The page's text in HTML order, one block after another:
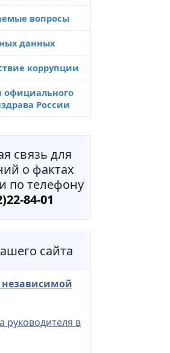
вопросы
данных
коррупции
России
связь для
о фактах
по телефону
84-01
сайта
независимой
руководителя в